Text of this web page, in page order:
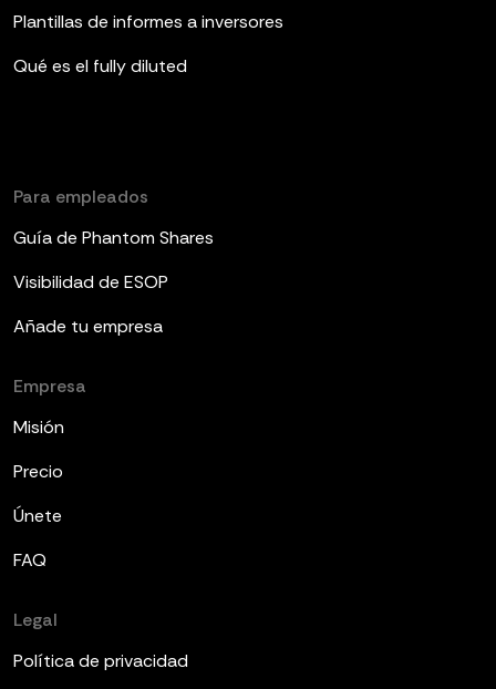
Plantillas de informes a inversores
Qué es el fully diluted
Para empleados
Guía de Phantom Shares
Visibilidad de ESOP
Añade tu empresa
Empresa
Misión
Precio
Únete
FAQ
Legal
Política de privacidad